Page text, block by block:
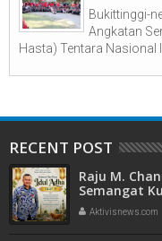
Bukittinggi-
Angkatan
Hasta) Tentara Nasional
RECENT POST
Raju M.
Semangat
Aktivisnews.com